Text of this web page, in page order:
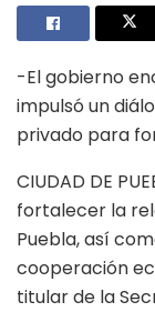
-El gobierno
impulsó un
privado para
CIUDAD DE
fortalecer la
Puebla, así
cooperación
titular de la